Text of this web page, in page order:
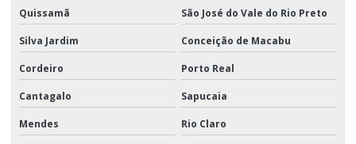
Quissamã São José do Vale do Rio Preto
Silva Jardim Conceição de Macabu
Cordeiro Porto Real
Cantagalo Sapucaia
Mendes Rio Claro